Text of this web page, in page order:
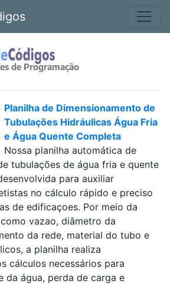
Planilha de Dimensionamento de
Tubulações Hidráulicas Água Fria
e Água Quente Completa
Nossa planilha automática de
tubulações de água fria e quente
para auxiliar
no cálculo rápido e preciso
de edificaçoes. Por meio da
vazao, diâmetro da
da rede, material do tubo e
a planilha realiza
cálculos necessários para
da água, perda de carga e